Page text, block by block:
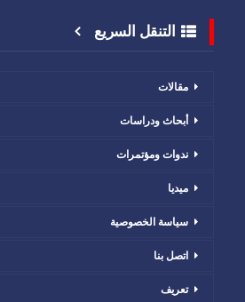
التنقل السريع
مقالات
أبحاث ودراسات
ندوات ومؤتمرات
ميديا
سياسة الخصوصية
اتصل بنا
تعريف